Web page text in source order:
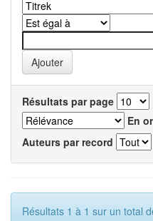
Résultats par page
En
Auteurs par record
Résultats 1 à 1 sur un total